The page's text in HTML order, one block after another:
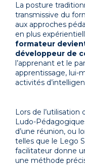
La posture
transmissive du
aux approches
en plus
formateur
développeur de
l’apprenant et le
apprentissage, lui-
activités
Lors de
Ludo-
d’une réunion, ou
telles que le Lego
facilitateur donne
une méthode